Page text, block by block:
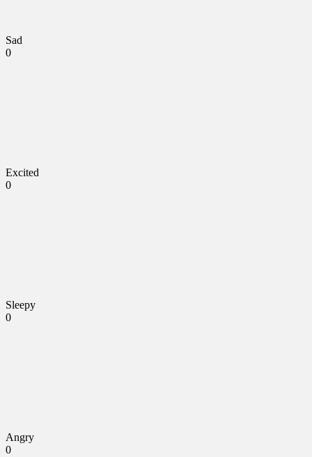
Sad
0
Excited
0
Sleepy
0
Angry
0